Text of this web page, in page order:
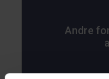
Andre